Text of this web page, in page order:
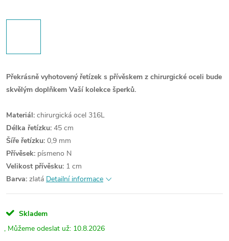
Překrásně vyhotovený řetízek s přívěskem z chirurgické oceli bude
skvělým doplňkem Vaší kolekce šperků.
Materiál: chirurgická ocel 316L
Délka řetízku: 45 cm
Šíře řetízku: 0,9 mm
Přívěsek: písmeno N
Velikost přívěsku: 1 cm
Barva: zlatá Detailní informace
Skladem
10.8.2026